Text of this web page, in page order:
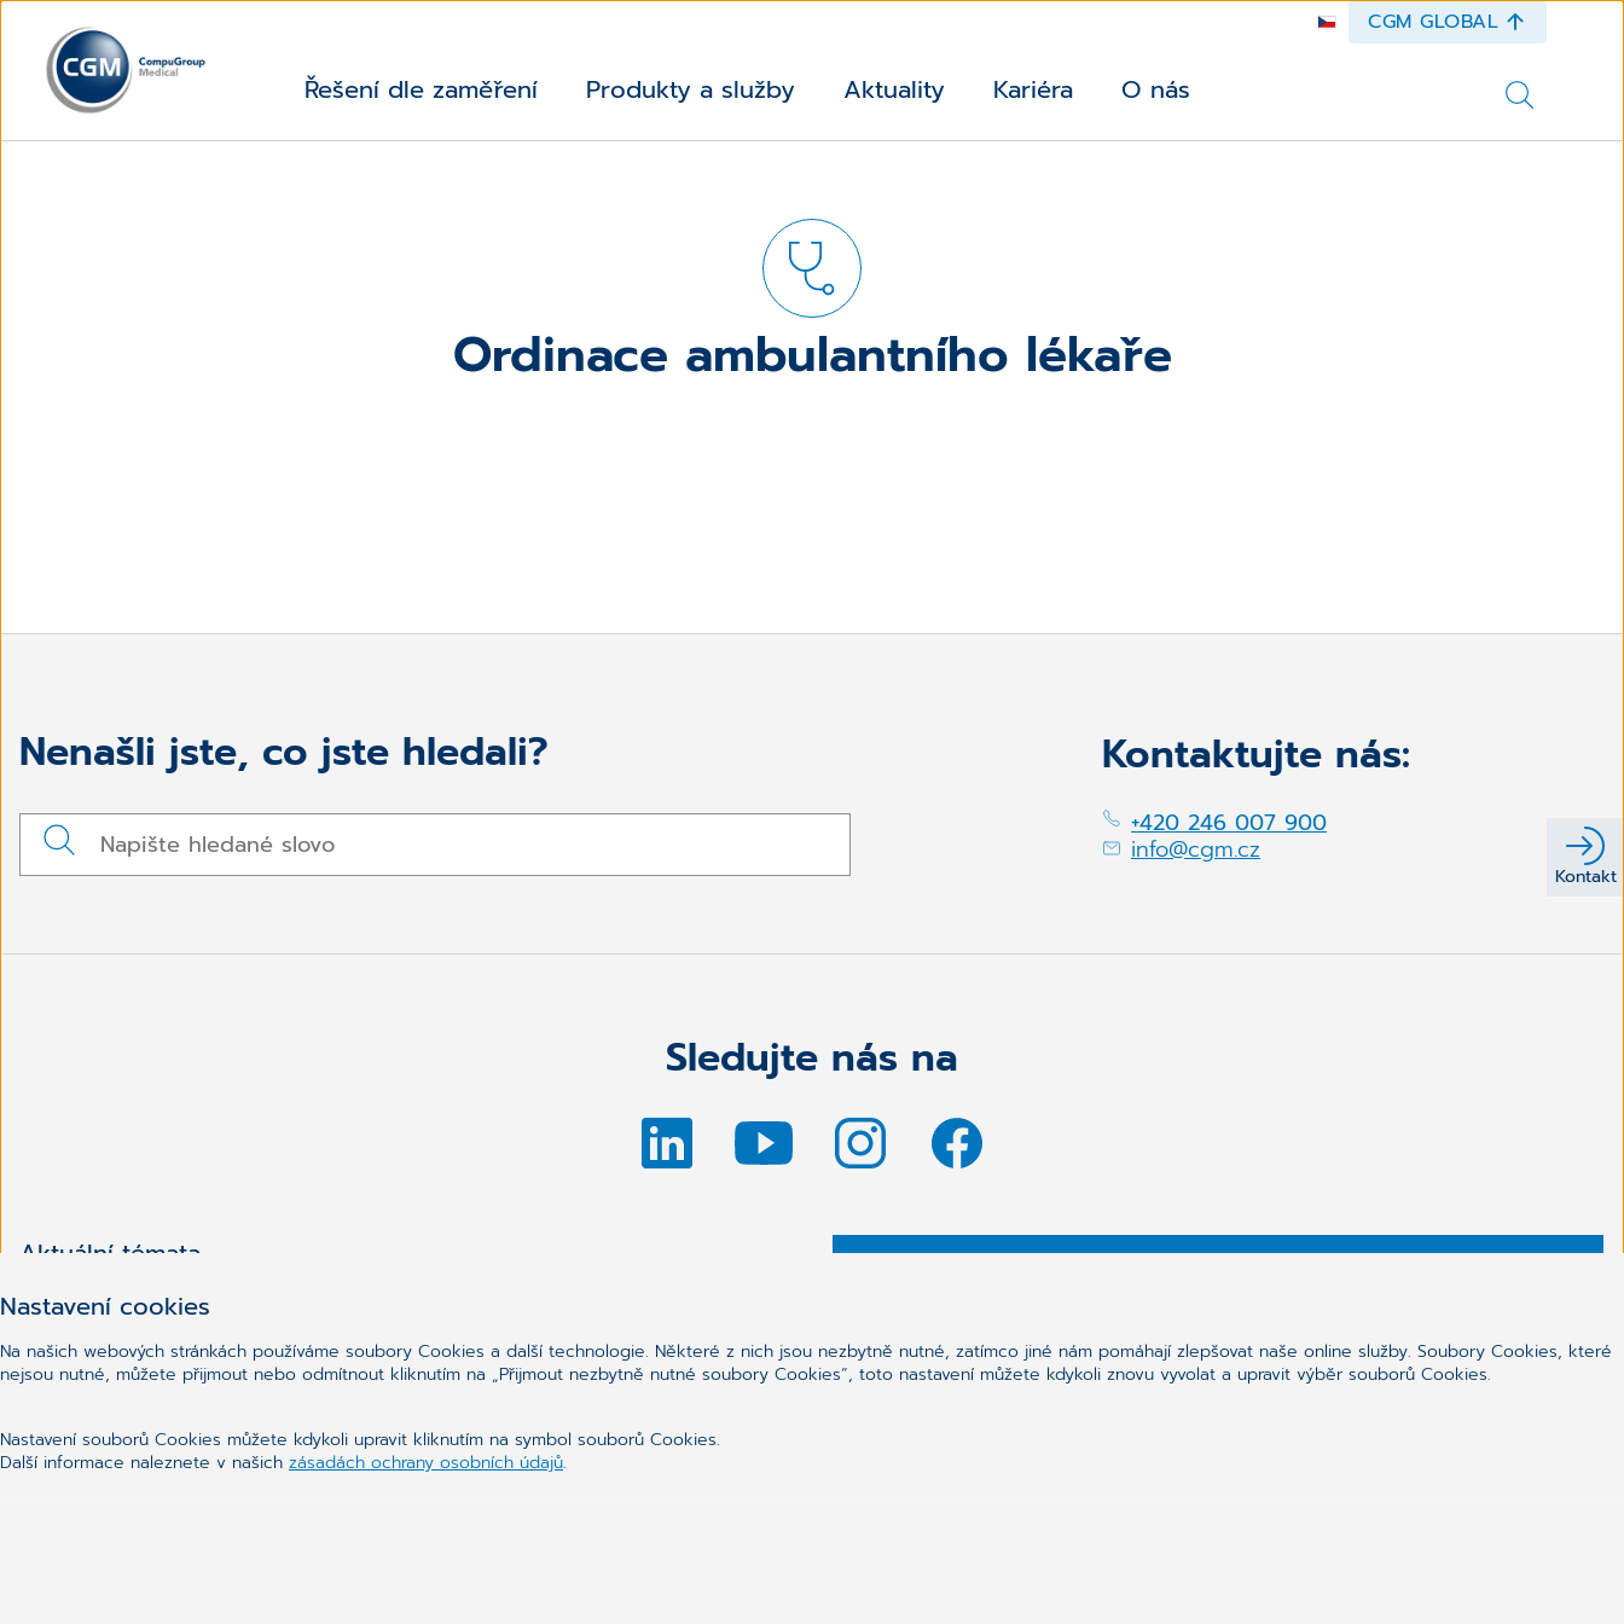
Kontakt
CGM GLOBAL
Řešení dle zaměření Produkty a služby Aktuality Kariéra O nás
Ordinace ambulantního lékaře
Nenašli jste, co jste hledali? Kontaktujte nás:
+420 246 007 900
info@cgm.cz
Sledujte nás na
Aktuální témata
Zásady ochrany a zpracování osobních údajů
Naše programy a komunikační řešení pomáhají lékařům, sítím zdravotnických
Nastavení cookies
Na našich webových stránkách používáme soubory Cookies a další technologie. Některé z nich jsou nezbytně nutné, zatímco jiné nám pomáhají zlepšovat naše online služby. Soubory Cookies, které
nejsou nutné, můžete přijmout nebo odmítnout kliknutím na „Přijmout nezbytně nutné soubory Cookies“, toto nastavení můžete kdykoli znovu vyvolat a upravit výběr souborů Cookies.
Nastavení souborů Cookies můžete kdykoli upravit kliknutím na symbol souborů Cookies.
Další informace naleznete v našich zásadách ochrany osobních údajů.